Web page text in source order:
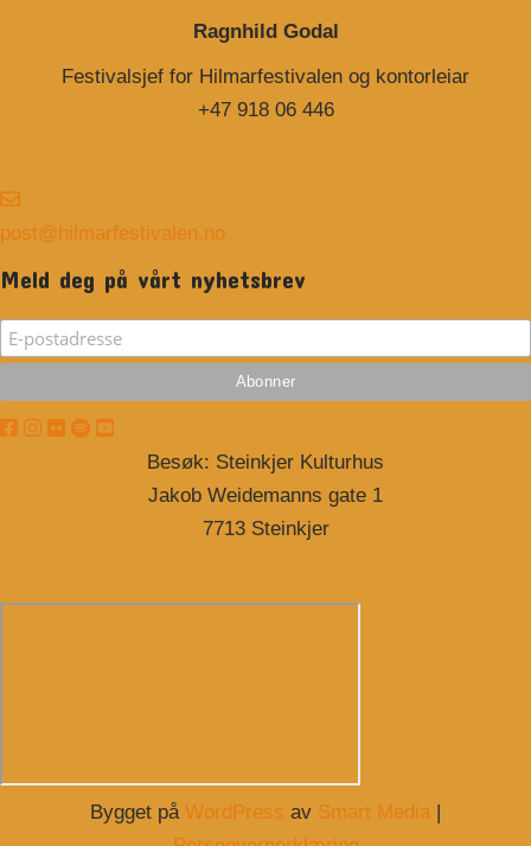
Ragnhild Godal
Festivalsjef for Hilmarfestivalen og kontorleiar
+47 918 06 446
post@hilmarfestivalen.no
Meld deg på vårt nyhetsbrev
Besøk: Steinkjer Kulturhus
Jakob Weidemanns gate 1
7713 Steinkjer
Bygget på WordPress av Smart Media |